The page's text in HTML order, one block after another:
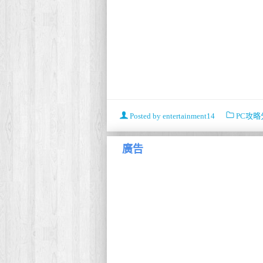
Posted by entertainment14 PC攻略
廣告